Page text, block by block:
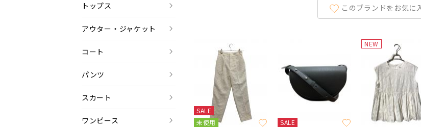
トップス
アウター・ジャケット
コート
パンツ
スカート
ワンピース
このブランドをお気に
SALE
未使用
SALE
NEW